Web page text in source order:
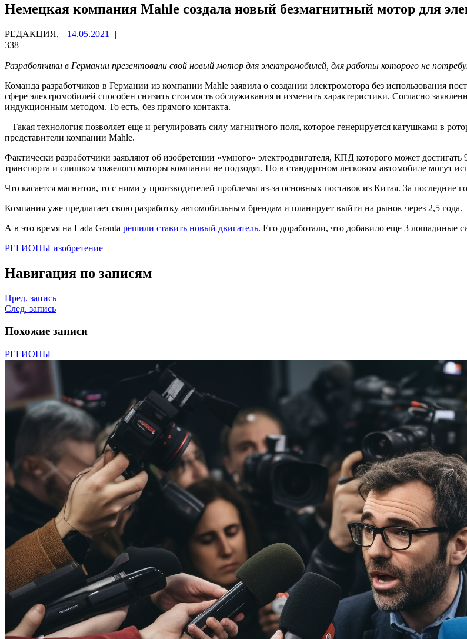
Немецкая компания Mahle создала новый безмагнитный мотор для
РЕДАКЦИЯ, 14.05.2021
|
338
Разработчики в Германии презентовали свой новый мотор для электромобилей, для работы которого не
Команда разработчиков в Германии из компании Mahle заявила о создании электромотора без использования
сфере электромобилей способен снизить стоимость обслуживания и изменить характеристики. Согласно
индукционным методом. То есть, без прямого контакта.
– Такая технология позволяет еще и регулировать силу магнитного поля, которое генерируется катушками в
представители компании Mahle.
Фактически разработчики заявляют об изобретении «умного» электродвигателя, КПД которого может
транспорта и слишком тяжелого моторы компании не подходят. Но в стандартном легковом автомобиле могут
Что касается магнитов, то с ними у производителей проблемы из-за основных поставок из Китая. За последние
Компания уже предлагает свою разработку автомобильным брендам и планирует выйти на рынок через 2,5 года.
А в это время на Lada Granta решили ставить новый двигатель. Его доработали, что добавило еще 3 лошадиные
РЕГИОНЫ изобретение
Навигация по записям
Пред. запись
След. запись
Похожие записи
РЕГИОНЫ